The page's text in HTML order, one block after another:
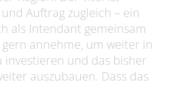
Auftrag zugleich – ein
als Intendant gemeinsam
annehme, um weiter in
investieren und das bisher
auszubauen. Dass das